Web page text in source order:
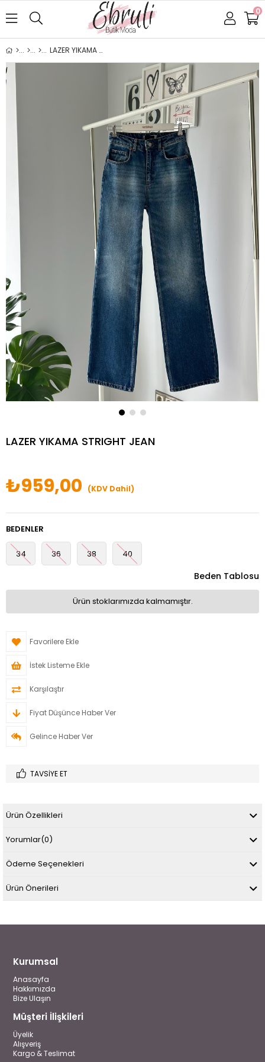
0
LAZER YIKAMA STRIGHT JEAN
LAZER YIKAMA STRIGHT JEAN
₺959,00 (KDV Dahil)
BEDENLER
34 36 38 40
Beden Tablosu
Ürün stoklarımızda kalmamıştır.
Favorilere Ekle
İstek Listeme Ekle
Karşılaştır
Fiyat Düşünce Haber Ver
Gelince Haber Ver
TAVSIYE ET
Ürün Özellikleri
Yorumlar(0)
Ödeme Seçenekleri
Ürün Önerileri
Kurumsal
Anasayfa
Hakkımızda
Bize Ulaşın
Müşteri İlişkileri
Üyelik
Alışveriş
Kargo & Teslimat